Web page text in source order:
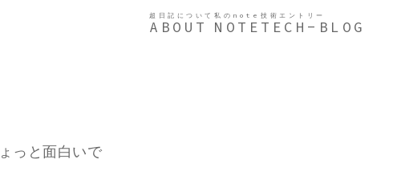
超日記について
ABOUT
私のnote
NOTE
技術エントリー
TECH-BLOG
っと面白いで